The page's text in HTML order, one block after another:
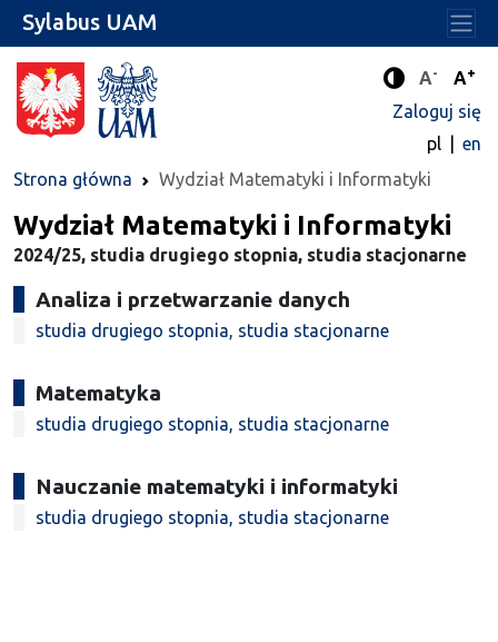
Tryb
A- A+
Zaloguj się
pl
en
Strona główna
Wydział Matematyki i Informatyki
Sylabus UAM
Wydział Matematyki i Informatyki
2024/25, studia drugiego stopnia, studia stacjonarne
Analiza i przetwarzanie danych
studia drugiego stopnia, studia stacjonarne
Matematyka
studia drugiego stopnia, studia stacjonarne
Nauczanie matematyki i informatyki
studia drugiego stopnia, studia stacjonarne